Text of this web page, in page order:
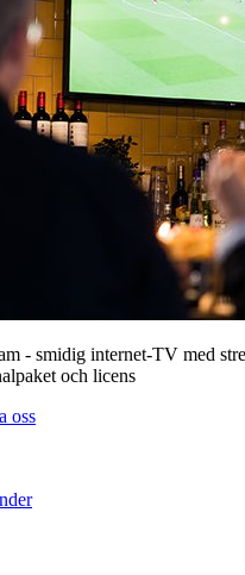
- smidig internet-TV med
och licens
oss